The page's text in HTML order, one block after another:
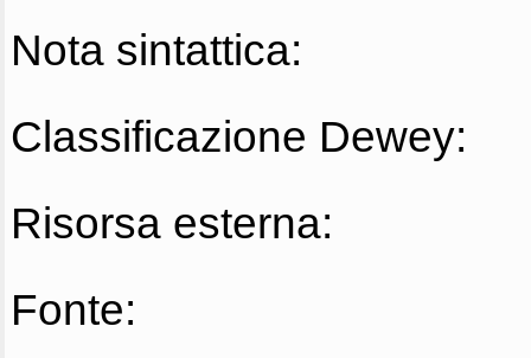
Nota sintattica:
Classificazione Dewey:
Risorsa esterna:
Fonte: